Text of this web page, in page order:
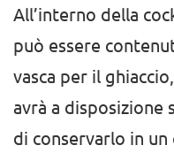
All’interno della
può essere
vasca per il
avrà a disposizione
di conservarlo in